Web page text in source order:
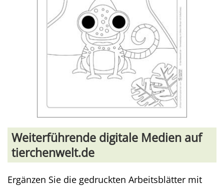
Weiterführende digitale Medien auf
tierchenwelt.de
Ergänzen Sie die gedruckten Arbeitsblätter mit